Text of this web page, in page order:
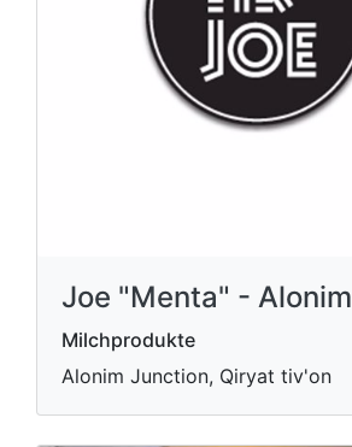
Joe "Menta" - Alonim
Milchprodukte
Alonim Junction, Qiryat tiv'on